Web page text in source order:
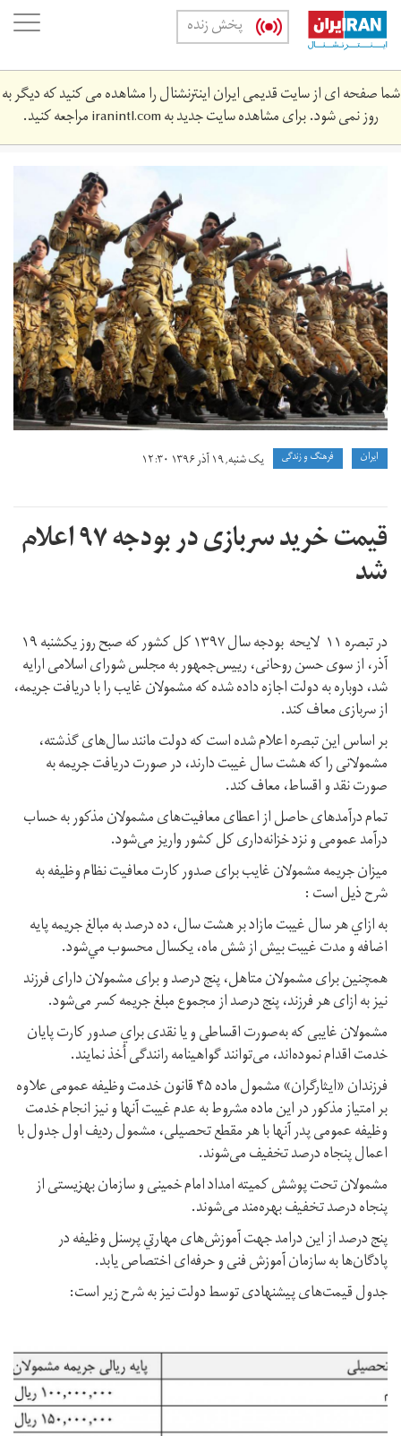
Skip
main
content
پخش زنده
شما صفحه ای از سایت قدیمی ایران اینترنشنال را مشاهده می کنید که دیگر به
روز نمی شود. برای مشاهده سایت جدید بهiranintl.comمراجعه کنید.
ايران فرهنگ و زندگی یک شنبه, ۱۹ آذر ۱۳۹۶ ۱۲:۳۰
قیمت خرید سربازی در بودجه ۹۷ اعلام
شد
در تبصره ۱۱ لایحه بودجه سال ۱۳۹۷ کل کشور که صبح روز یکشنبه ۱۹
آذر،‌ از سوی حسن روحانی، رییس‌جمهور به مجلس شورای اسلامی ارایه
شد، دوباره به دولت اجازه داده شده که مشمولان غایب را با دریافت جریمه،
از سربازی معاف کند.
بر اساس این تبصره اعلام شده است که دولت مانند سال‌های گذشته،
مشمولانی را که هشت سال غیبت دارند، در صورت دریافت جریمه به
صورت نقد و اقساط، معاف کند.
تمام درآمدهای حاصل از اعطای معافيت‌های مشمولان مذكور به حساب
درآمد عمومی و نزد خزانه‌داری كل كشور واريز می‌شود.
ميزان جريمه مشمولان غايب برای صدور كارت معافيت نظام وظيفه به
شرح ذیل است :
به ازاي هر سال غيبت مازاد بر هشت سال، ده درصد به مبالغ جريمه پايه
اضافه و مدت غيبت بيش از شش ماه، يكسال محسوب مي‌شود.
همچنین برای مشمولان متاهل، پنج درصد و برای مشمولان دارای فرزند
نيز به ازای هر فرزند، پنج درصد از مجموع مبلغ جريمه كسر می‌شود.
مشمولان غايبی كه به‌صورت اقساطی و يا نقدی براي صدور كارت پايان
خدمت اقدام نموده‌اند، می‌توانند گواهينامه رانندگی أخذ نمايند.
فرزندان «ايثارگران» مشمول ماده ۴۵ قانون خدمت وظيفه عمومی علاوه
بر امتياز مذكور در اين ماده مشروط به عدم غيبت آنها و نيز انجام خدمت
وظيفه عمومی پدر آنها با هر مقطع تحصيلی، مشمول رديف اول جدول با
اعمال پنجاه درصد تخفيف می‌شوند.
مشمولان تحت پوشش كميته امداد امام خمينی و سازمان بهزيستی از
پنجاه درصد تخفيف بهره‌مند می‌شوند.
پنج درصد از این درامد جهت آموزش‌های مهارتي پرسنل وظيفه در
پادگان‌ها به سازمان آموزش فنی و حرفه‌ای اختصاص يابد.
جدول قیمت‌های پیشنهادی توسط دولت نیز به شرح زیر است: